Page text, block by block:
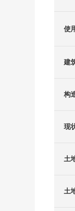
使
建
构
现
土
土